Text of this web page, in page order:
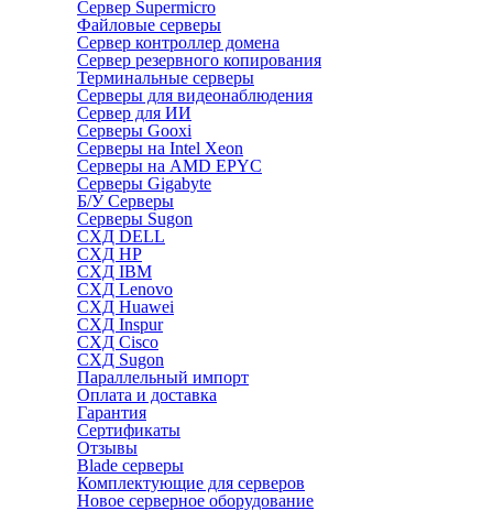
Сервер Supermicro
Файловые серверы
Сервер контроллер домена
Сервер резервного копирования
Терминальные серверы
Серверы для видеонаблюдения
Сервер для ИИ
Серверы Gooxi
Серверы на Intel Xeon
Серверы на AMD EPYC
Серверы Gigabyte
Б/У Серверы
Серверы Sugon
СХД DELL
СХД HP
СХД IBM
СХД Lenovo
СХД Huawei
СХД Inspur
СХД Cisco
СХД Sugon
Параллельный импорт
Оплата и доставка
Гарантия
Сертификаты
Отзывы
Blade серверы
Комплектующие для серверов
Новое серверное оборудование